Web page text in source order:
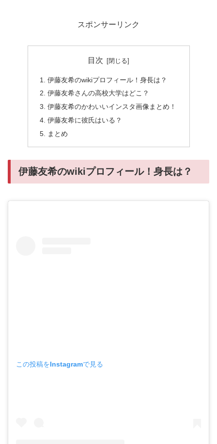
スポンサーリンク
目次
伊藤友希のwikiプロフィール！身長は？
伊藤友希さんの高校大学はどこ？
伊藤友希のかわいいインスタ画像まとめ！
伊藤友希に彼氏はいる？
まとめ
伊藤友希のwikiプロフィール！身長は？
この投稿をInstagramで見る